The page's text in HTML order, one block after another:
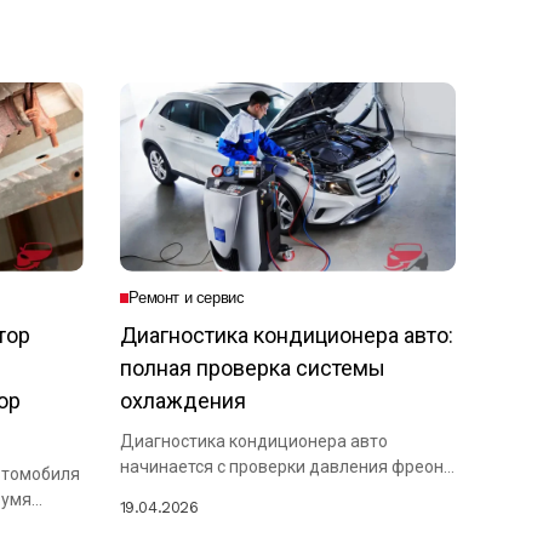
Ремонт и сервис
Диагностика кондиционера авто:
полная проверка системы
охлаждения
Диагностика кондиционера авто
начинается с проверки давления фреона
19.04.2026